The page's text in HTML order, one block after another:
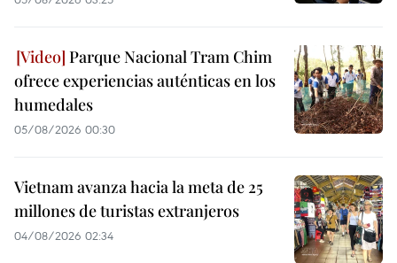
Parque Nacional Tram Chim
ofrece experiencias auténticas en los
humedales
05/08/2026 00:30
Vietnam avanza hacia la meta de 25
millones de turistas extranjeros
04/08/2026 02:34